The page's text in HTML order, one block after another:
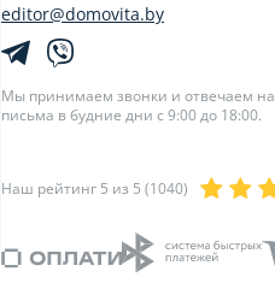
editor@domovita.by
Мы принимаем звонки и отвечаем на
письма в будние дни с 9:00 до 18:00.
Наш рейтинг 5 из 5 (1040)